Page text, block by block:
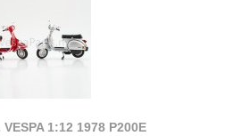
VESPA 1:12 1978 P200E